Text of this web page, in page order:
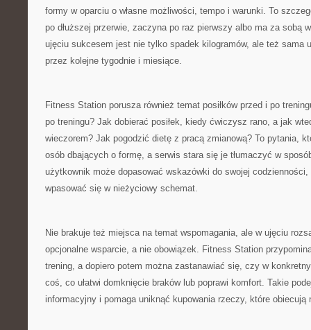
formy w oparciu o własne możliwości, tempo i warunki. To
po dłuższej przerwie, zaczyna po raz pierwszy albo ma za sobą
ujęciu sukcesem jest nie tylko spadek kilogramów, ale też sama
przez kolejne tygodnie i miesiące.
Fitness Station porusza również temat posiłków przed i po
po treningu? Jak dobierać posiłek, kiedy ćwiczysz rano, a jak
wieczorem? Jak pogodzić dietę z pracą zmianową? To pytania,
osób dbających o formę, a serwis stara się je tłumaczyć w
użytkownik może dopasować wskazówki do swojej
wpasować się w nieżyciowy schemat.
Nie brakuje też miejsca na temat wspomagania, ale w ujęciu
opcjonalne wsparcie, a nie obowiązek. Fitness Station
trening, a dopiero potem można zastanawiać się, czy w
coś, co ułatwi domknięcie braków lub poprawi komfort. Takie
informacyjny i pomaga uniknąć kupowania rzeczy, które obiecują